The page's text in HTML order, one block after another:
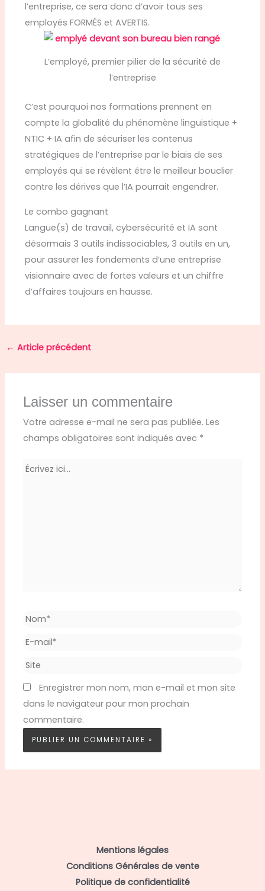
l’entreprise, ce sera donc d’avoir tous ses
employés FORMÉS et AVERTIS.
L’employé, premier pilier de la sécurité de
l’entreprise
C’est pourquoi nos formations prennent en
compte la globalité du phénomène linguistique +
NTIC + IA afin de sécuriser les contenus
stratégiques de l’entreprise par le biais de ses
employés qui se révèlent être le meilleur bouclier
contre les dérives que l’IA pourrait engendrer.
Le combo gagnant
Langue(s) de travail, cybersécurité et IA sont
désormais 3 outils indissociables, 3 outils en un,
pour assurer les fondements d’une entreprise
visionnaire avec de fortes valeurs et un chiffre
d’affaires toujours en hausse.
← Article précédent
Laisser un commentaire
Votre adresse e-mail ne sera pas publiée. Les
champs obligatoires sont indiqués avec *
Écrivez
Nom*
E-
Site
Enregistrer mon nom, mon e-mail et mon site
dans le navigateur pour mon prochain
commentaire.
Mentions légales
Conditions Générales de vente
Politique de confidentialité